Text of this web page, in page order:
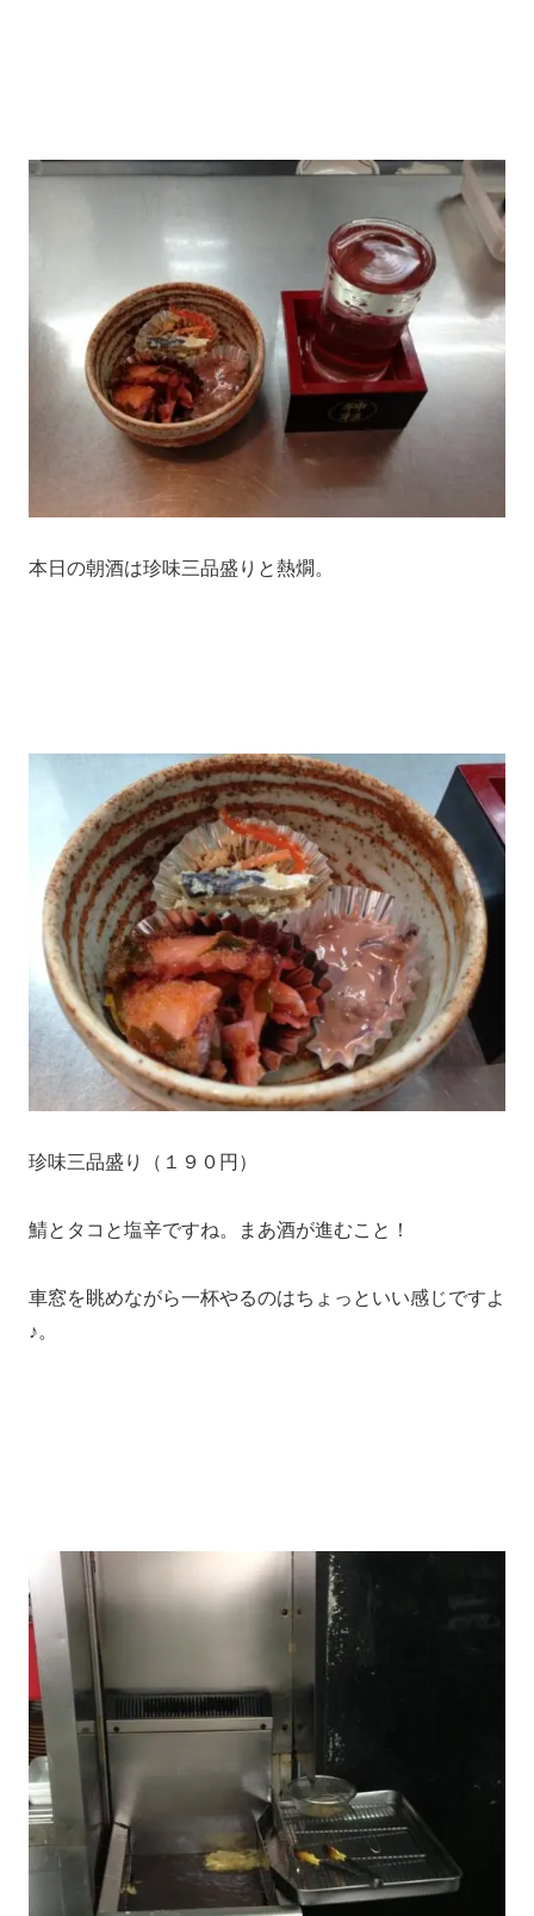
本日の朝酒は珍味三品盛りと熱燗。
珍味三品盛り（１９０円）
鯖とタコと塩辛ですね。まあ酒が進むこと！
車窓を眺めながら一杯やるのはちょっといい感じですよ
♪。